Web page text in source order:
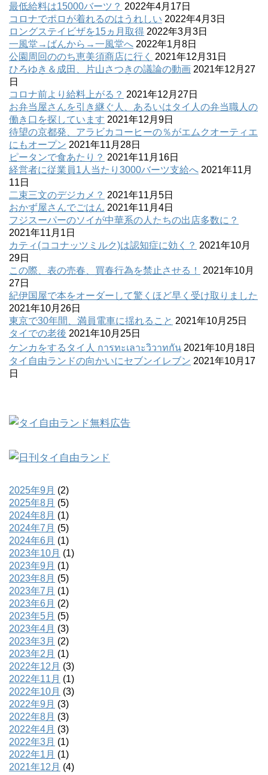
最低給料は15000バーツ？ 2022年4月17日
コロナでポロが着れるのはうれしい 2022年4月3日
ロングステイビザを15ヵ月取得 2022年3月3日
一風堂→ばんから→一風堂へ 2022年1月8日
公園周回ののち恵美須商店に行く
2021年12月31日
ひろゆき＆成田、片山さつきの議論の動画 2021年12月27
日
コロナ前より給料上がる？ 2021年12月27日
お弁当屋さんを引き継ぐ人、あるいはタイ人の弁当職人の
働き口を探しています 2021年12月9日
待望の京都発、アラビカコーヒーの％がエムクオーティエ
にもオープン 2021年11月28日
ピータンで食あたり？ 2021年11月16日
経営者に従業員1人当たり3000バーツ支給へ 2021年11月
11日
二束三文のデジカメ？ 2021年11月5日
おかず屋さんでごはん 2021年11月4日
フジスーパーのソイが中華系の人たちの出店多数に？
2021年11月1日
カティ(ココナッツミルク)は認知症に効く？ 2021年10月
29日
この際、表の売春、買春行為を禁止させる！
2021年10月
27日
紀伊国屋で本をオーダーして驚くほど早く受け取りました
2021年10月26日
東京で30年間、満員電車に揺れること 2021年10月25日
タイでの老後 2021年10月25日
ケンカをするタイ人 การทะเลาะวิวาทกัน 2021年10月18日
タイ自由ランドの向かいにセブンイレブン 2021年10月17
日
2025年9月 (2)
2025年8月 (5)
2024年8月 (1)
2024年7月 (5)
2024年6月 (1)
2023年10月 (1)
2023年9月 (1)
2023年8月 (5)
2023年7月 (1)
2023年6月 (2)
2023年5月 (5)
2023年4月 (3)
2023年3月 (2)
2023年2月 (1)
2022年12月 (3)
2022年11月 (1)
2022年10月 (3)
2022年9月 (3)
2022年8月 (3)
2022年4月 (3)
2022年3月 (1)
2022年1月 (1)
2021年12月 (4)